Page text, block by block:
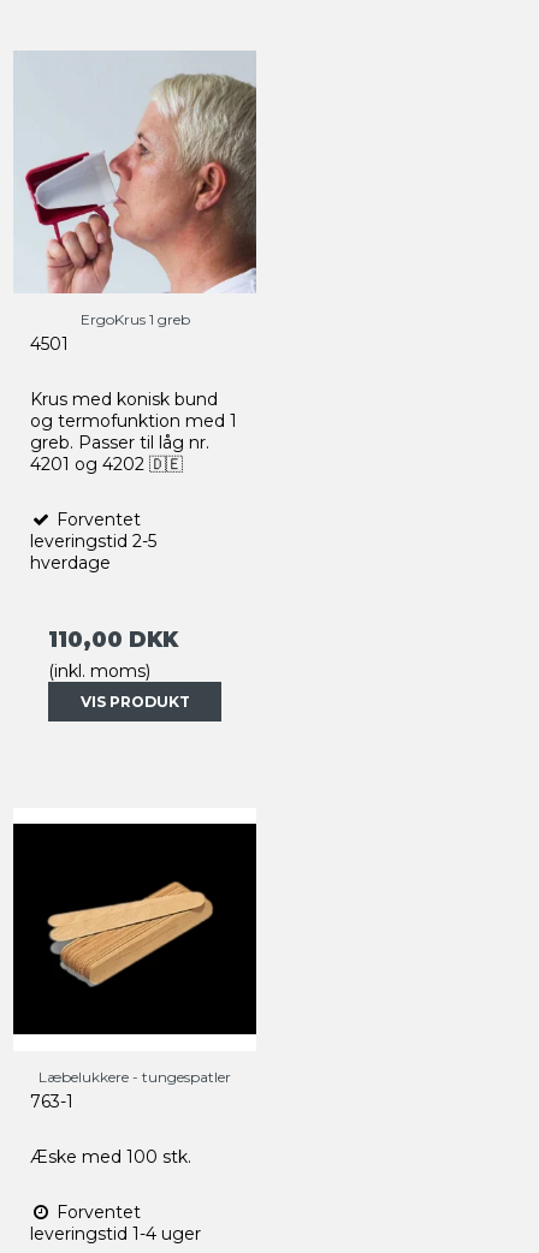
ErgoKrus 1 greb
4501
Krus med konisk bund
og termofunktion med 1
greb. Passer til låg nr.
4201 og 4202 🇩🇪
Forventet
leveringstid 2-5
hverdage
110,00 DKK
(inkl. moms)
VIS PRODUKT
Læbelukkere - tungespatler
763-1
Æske med 100 stk.
Forventet
leveringstid 1-4 uger